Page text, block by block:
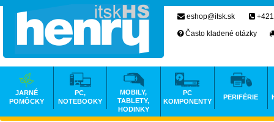
eshop@itsk.sk
Často kladené otázky
JARNÉ
POMÔCKY
PC,
NOTEBOOKY
MOBILY,
TABLETY,
HODINKY
PC
KOMPONENTY
PERIFÉRIE